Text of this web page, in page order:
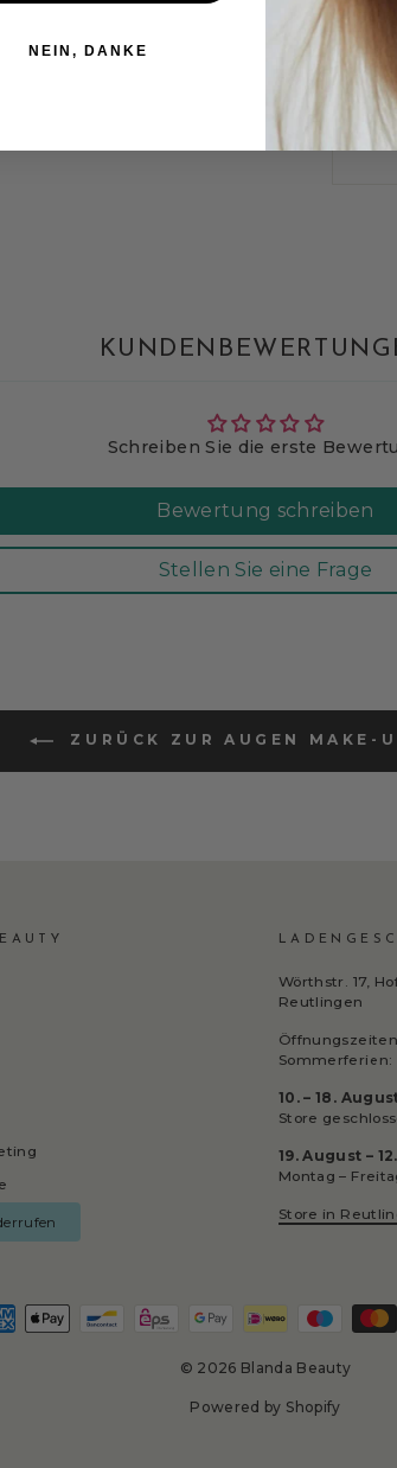
Schreiben Sie die erste
Bewertung schreiben
Stellen Sie eine Frage
ZURÜCK ZUR AUGEN MAKE-
Wörthstr. 17,
Reutlingen
Sommerferien:
10. – 18.
Store
19. August –
Montag –
Store in
© 2026 Blanda Beauty
Powered by Shopify
NEIN, DANKE